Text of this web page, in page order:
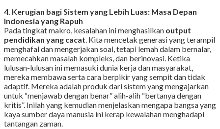
4. Kerugian bagi Sistem yang Lebih Luas: Masa Depan
Indonesia yang Rapuh
Pada tingkat makro, kesalahan ini menghasilkan output
pendidikan yang cacat. Kita mencetak generasi yang terampil
menghafal dan mengerjakan soal, tetapi lemah dalam bernalar,
memecahkan masalah kompleks, dan berinovasi. Ketika
lulusan-lulusan ini memasuki dunia kerja dan masyarakat,
mereka membawa serta cara berpikir yang sempit dan tidak
adaptif. Mereka adalah produk dari sistem yang mengajarkan
untuk “menjawab dengan benar” alih-alih “bertanya dengan
kritis”. Inilah yang kemudian menjelaskan mengapa bangsa yang
kaya sumber daya manusia ini kerap kewalahan menghadapi
tantangan zaman.